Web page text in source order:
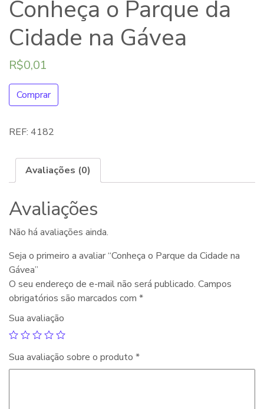
Conheça o Parque da
Cidade na Gávea
R$0,01
Comprar
REF: 4182
Avaliações (0)
Avaliações
Não há avaliações ainda.
Seja o primeiro a avaliar “Conheça o Parque da Cidade na
Gávea”
O seu endereço de e-mail não será publicado. Campos
obrigatórios são marcados com *
Sua avaliação
Sua avaliação sobre o produto *